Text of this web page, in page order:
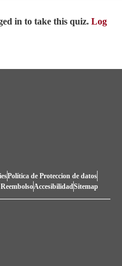
in to take this quiz. Log
Política de Proteccion de datos
AccesibilidadSitemap